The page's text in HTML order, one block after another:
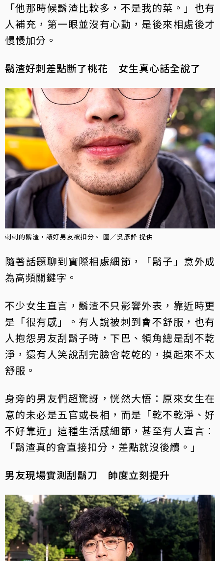
「他那時候鬍渣比較多，不是我的菜。」也有
人補充，第一眼並沒有心動，是後來相處後才
慢慢加分。
鬍渣好刺差點斷了桃花 女生真心話全說了
刺刺的鬍渣，讓好男友被扣分。 圖／吳彥鋒 提供
隨著話題聊到實際相處細節，「鬍子」意外成
為高頻關鍵字。
不少女生直言，鬍渣不只影響外表，靠近時更
是「很有感」。有人說被刺到會不舒服，也有
人抱怨男友刮鬍子時，下巴、領角總是刮不乾
淨，還有人笑說刮完臉會乾乾的，摸起來不太
舒服。
身旁的男友們超驚訝，恍然大悟：原來女生在
意的未必是五官或長相，而是「乾不乾淨、好
不好靠近」這種生活感細節，甚至有人直言：
「鬍渣真的會直接扣分，差點就沒後續。」
男友現場實測刮鬍刀 帥度立刻提升